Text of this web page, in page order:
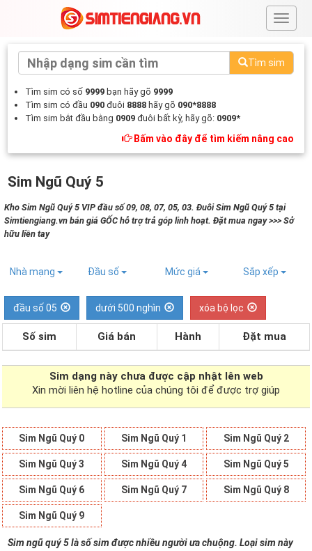
#
Tìm sim
Tìm sim có số 9999 bạn hãy gõ 9999
Tìm sim có đầu 090 đuôi 8888 hãy gõ 090*8888
Tìm sim bắt đầu bằng 0909 đuôi bất kỳ, hãy gõ: 0909*
Bấm vào đây để tìm kiếm nâng cao
Sim Ngũ Quý 5
Kho Sim Ngũ Quý 5 VIP đầu số 09, 08, 07, 05, 03. Đuôi Sim Ngũ Quý 5 tại
Simtiengiang.vn bán giá GỐC hỗ trợ trả góp linh hoạt. Đặt mua ngay >>> Sở
hữu liền tay
Nhà mạng Đầu số Mức giá Sắp xếp
đầu số 05 dưới 500 nghìn xóa bộ lọc
Số sim Giá bán Hành Đặt mua
Sim dạng này chưa được cập nhật lên web
Xin mời liên hệ hotline của chúng tôi để được trợ giúp
Sim Ngũ Quý 0 Sim Ngũ Quý 1 Sim Ngũ Quý 2
Sim Ngũ Quý 3 Sim Ngũ Quý 4 Sim Ngũ Quý 5
Sim Ngũ Quý 6 Sim Ngũ Quý 7 Sim Ngũ Quý 8
Sim Ngũ Quý 9
Sim ngũ quý 5 là số sim được nhiều người ưa chuộng. Loại sim này